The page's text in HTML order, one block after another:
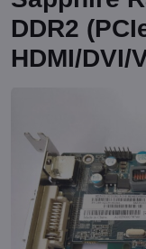
DDR2
HDMI/DVI/